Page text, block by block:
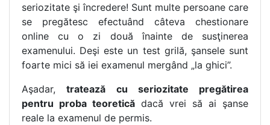
seriozitate şi încredere! Sunt multe persoane care
se pregătesc efectuând câteva chestionare
online cu o zi două înainte de susţinerea
examenului. Deşi este un test grilă, şansele sunt
foarte mici să iei examenul mergând „la ghici”.
Aşadar,tratează cu seriozitate pregătirea
pentru proba teoretică dacă vrei să ai şanse
reale la examenul de permis.